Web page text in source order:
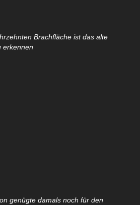
Brachfläche ist das alte
erkennen
genügte damals noch für den